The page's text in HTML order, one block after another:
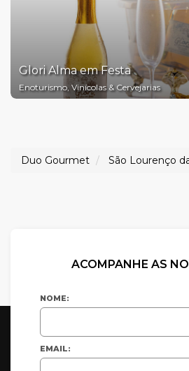
Glori Alma em Festa
Enoturismo, Vinícolas & Cervejarias
Duo Gourmet São Lourenço
ACOMPANHE AS
NOME:
EMAIL: